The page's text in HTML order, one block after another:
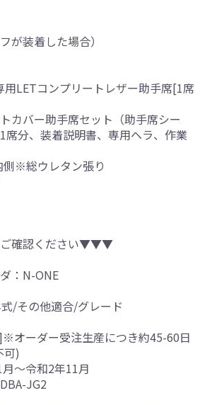
が装着した場合）
LETコンプリートレザー助手席[1席
カバー助手席セット（助手席シー
席分、装着説明書、専用ヘラ、作業
側※総ウレタン張り
確認ください▼▼▼
：N-ONE
/その他適合/グレード
オーダー受注生産につき約45-60日
可)
～令和2年11月
JG2